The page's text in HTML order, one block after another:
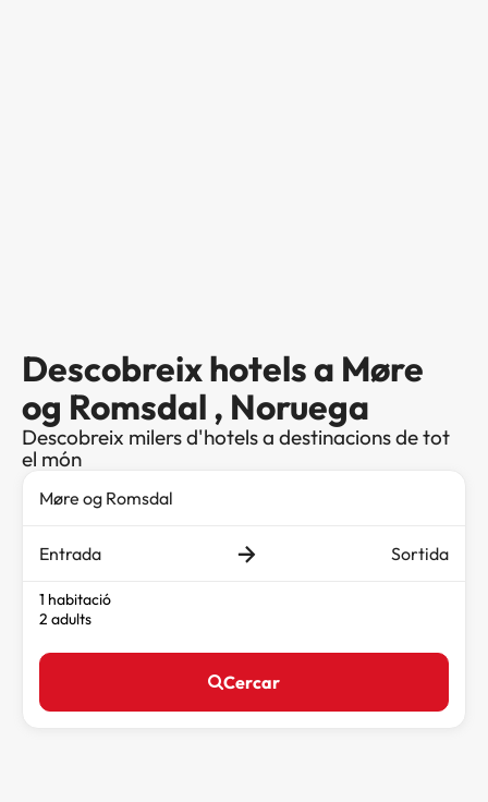
Descobreix hotels a Møre
og Romsdal , Noruega
Descobreix milers d'hotels a destinacions de tot
el món
Entrada Sortida
1 habitació
2 adults
Cercar